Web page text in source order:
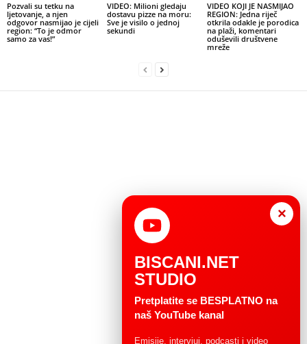
Pozvali su tetku na
ljetovanje, a njen
odgovor nasmijao je cijeli
region: “To je odmor
samo za vas!”
VIDEO: Milioni gledaju
dostavu pizze na moru:
Sve je visilo o jednoj
sekundi
VIDEO KOJI JE NASMIJAO
REGION: Jedna riječ
otkrila odakle je porodica
na plaži, komentari
oduševili društvene
mreže
×
BISCANI.NET
STUDIO
Pretplatite se BESPLATNO na
naš YouTube kanal
Emisije, intervjui, podcasti i video